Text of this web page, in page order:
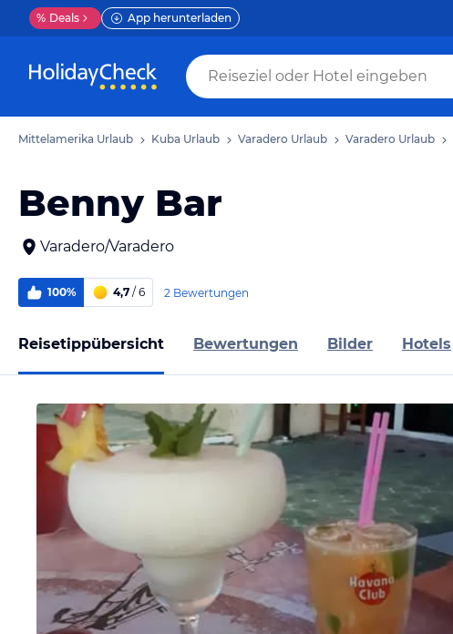
% Deals App herunterladen
Mittelamerika Urlaub Kuba Urlaub Varadero Urlaub Varadero Urlaub
Benny Bar
Varadero/Varadero
100% 4,7 / 6 2 Bewertungen
Reisetippübersicht Bewertungen Bilder Hotels